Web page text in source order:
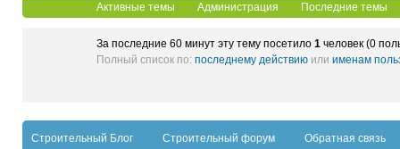
Активные темы Администрация Последние темы
За последние 60 минут эту тему посетило 1 человек (0
Полный список по: последнему действию или именам
Строительный Блог Строительный форум Обратная связь